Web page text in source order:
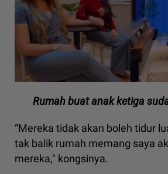
Rumah buat anak ketiga
“Mereka tidak akan boleh tidur
tak balik rumah memang saya
mereka," kongsinya.